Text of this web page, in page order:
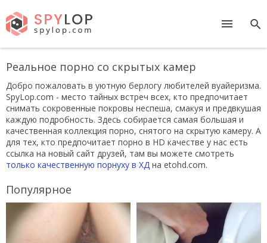
Реальное порно со скрытых камер
Добро пожаловать в уютную берлогу любителей вуайеризма.
SpyLop.com - место тайных встреч всех, кто предпочитает
снимать сокровенные покровы неспеша, смакуя и предвкушая
каждую подробность. Здесь собирается самая большая и
качественная коллекция порно, снятого на скрытую камеру. А
для тех, кто предпочитает порно в HD качестве у нас есть
ссылка на новый сайт друзей, там вы можете смотреть
только качественную порнуху в ХД на etohd.com.
Популярное